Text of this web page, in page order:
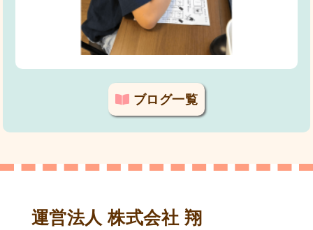
ブログ一覧
運営法人 株式会社 翔